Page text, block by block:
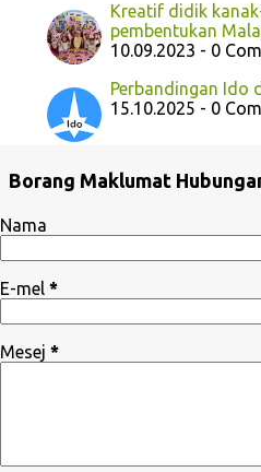
Kreatif didik
pembentukan
10.09.2023 - 0
Perbandingan Ido
15.10.2025 - 0
Borang Maklumat
Nama
E-mel *
Mesej *